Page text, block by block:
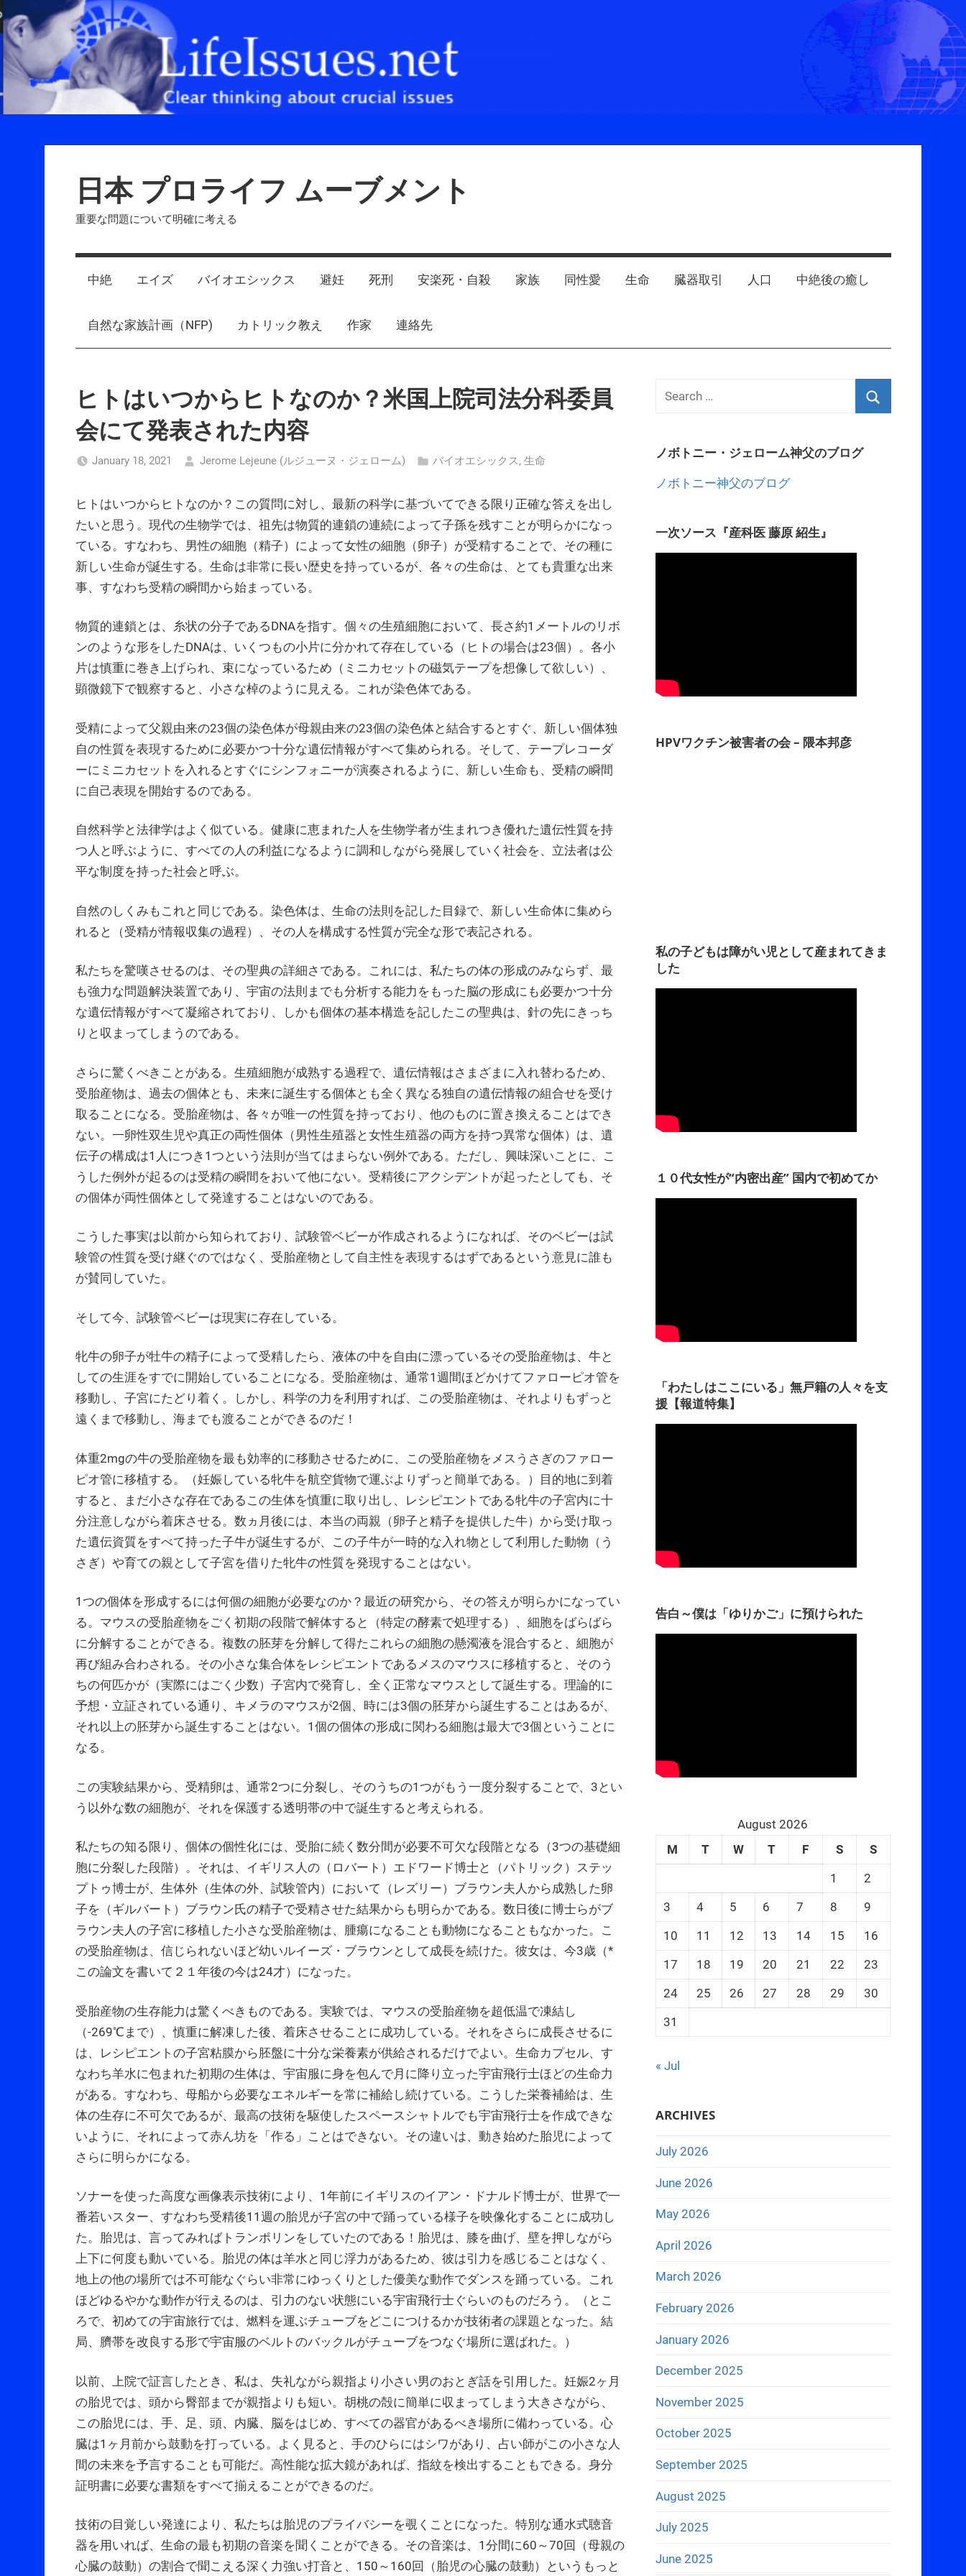
Skip
to
content
日本 プロライフ ムーブメント
重要な問題について明確に考える
中絶 エイズ バイオエシックス 避妊 死刑 安楽死・自殺 家族 同性愛 生命 臓器取引 人口 中絶後の癒し
自然な家族計画（NFP) カトリック教え 作家 連絡先
ヒトはいつからヒトなのか？米国上院司法分科委員
会にて発表された内容
January 18, 2021 Jerome Lejeune (ルジューヌ・ジェローム) バイオエシックス , 生命
ヒトはいつからヒトなのか？この質問に対し、最新の科学に基づいてできる限り正確な答えを出し
たいと思う。現代の生物学では、祖先は物質的連鎖の連続によって子孫を残すことが明らかになっ
ている。すなわち、男性の細胞（精子）によって女性の細胞（卵子）が受精することで、その種に
新しい生命が誕生する。生命は非常に長い歴史を持っているが、各々の生命は、とても貴重な出来
事、すなわち受精の瞬間から始まっている。
物質的連鎖とは、糸状の分子であるDNAを指す。個々の生殖細胞において、長さ約1メートルのリボ
ンのような形をしたDNAは、いくつもの小片に分かれて存在している（ヒトの場合は23個）。各小
片は慎重に巻き上げられ、束になっているため（ミニカセットの磁気テープを想像して欲しい）、
顕微鏡下で観察すると、小さな棹のように見える。これが染色体である。
受精によって父親由来の23個の染色体が母親由来の23個の染色体と結合するとすぐ、新しい個体独
自の性質を表現するために必要かつ十分な遺伝情報がすべて集められる。そして、テープレコーダ
ーにミニカセットを入れるとすぐにシンフォニーが演奏されるように、新しい生命も、受精の瞬間
に自己表現を開始するのである。
自然科学と法律学はよく似ている。健康に恵まれた人を生物学者が生まれつき優れた遺伝性質を持
つ人と呼ぶように、すべての人の利益になるように調和しながら発展していく社会を、立法者は公
平な制度を持った社会と呼ぶ。
自然のしくみもこれと同じである。染色体は、生命の法則を記した目録で、新しい生命体に集めら
れると（受精が情報収集の過程）、その人を構成する性質が完全な形で表記される。
私たちを驚嘆させるのは、その聖典の詳細さである。これには、私たちの体の形成のみならず、最
も強力な問題解決装置であり、宇宙の法則までも分析する能力をもった脳の形成にも必要かつ十分
な遺伝情報がすべて凝縮されており、しかも個体の基本構造を記したこの聖典は、針の先にきっち
りと収まってしまうのである。
さらに驚くべきことがある。生殖細胞が成熟する過程で、遺伝情報はさまざまに入れ替わるため、
受胎産物は、過去の個体とも、未来に誕生する個体とも全く異なる独自の遺伝情報の組合せを受け
取ることになる。受胎産物は、各々が唯一の性質を持っており、他のものに置き換えることはでき
ない。一卵性双生児や真正の両性個体（男性生殖器と女性生殖器の両方を持つ異常な個体）は、遺
伝子の構成は1人につき1つという法則が当てはまらない例外である。ただし、興味深いことに、こ
うした例外が起るのは受精の瞬間をおいて他にない。受精後にアクシデントが起ったとしても、そ
の個体が両性個体として発達することはないのである。
こうした事実は以前から知られており、試験管ベビーが作成されるようになれば、そのベビーは試
験管の性質を受け継ぐのではなく、受胎産物として自主性を表現するはずであるという意見に誰も
が賛同していた。
そして今、試験管ベビーは現実に存在している。
牝牛の卵子が牡牛の精子によって受精したら、液体の中を自由に漂っているその受胎産物は、牛と
しての生涯をすでに開始していることになる。受胎産物は、通常1週間ほどかけてファローピオ管を
移動し、子宮にたどり着く。しかし、科学の力を利用すれば、この受胎産物は、それよりもずっと
遠くまで移動し、海までも渡ることができるのだ！
体重2mgの牛の受胎産物を最も効率的に移動させるために、この受胎産物をメスうさぎのファロー
ピオ管に移植する。（妊娠している牝牛を航空貨物で運ぶよりずっと簡単である。）目的地に到着
すると、まだ小さな存在であるこの生体を慎重に取り出し、レシピエントである牝牛の子宮内に十
分注意しながら着床させる。数ヵ月後には、本当の両親（卵子と精子を提供した牛）から受け取っ
た遺伝資質をすべて持った子牛が誕生するが、この子牛が一時的な入れ物として利用した動物（う
さぎ）や育ての親として子宮を借りた牝牛の性質を発現することはない。
1つの個体を形成するには何個の細胞が必要なのか？最近の研究から、その答えが明らかになってい
る。マウスの受胎産物をごく初期の段階で解体すると（特定の酵素で処理する）、細胞をばらばら
に分解することができる。複数の胚芽を分解して得たこれらの細胞の懸濁液を混合すると、細胞が
再び組み合わされる。その小さな集合体をレシピエントであるメスのマウスに移植すると、そのう
ちの何匹かが（実際にはごく少数）子宮内で発育し、全く正常なマウスとして誕生する。理論的に
予想・立証されている通り、キメラのマウスが2個、時には3個の胚芽から誕生することはあるが、
それ以上の胚芽から誕生することはない。1個の個体の形成に関わる細胞は最大で3個ということに
なる。
この実験結果から、受精卵は、通常2つに分裂し、そのうちの1つがもう一度分裂することで、3とい
う以外な数の細胞が、それを保護する透明帯の中で誕生すると考えられる。
私たちの知る限り、個体の個性化には、受胎に続く数分間が必要不可欠な段階となる（3つの基礎細
胞に分裂した段階）。それは、イギリス人の（ロバート）エドワード博士と（パトリック）ステッ
プトゥ博士が、生体外（生体の外、試験管内）において（レズリー）ブラウン夫人から成熟した卵
子を（ギルバート）ブラウン氏の精子で受精させた結果からも明らかである。数日後に博士らがブ
ラウン夫人の子宮に移植した小さな受胎産物は、腫瘍になることも動物になることもなかった。こ
の受胎産物は、信じられないほど幼いルイーズ・ブラウンとして成長を続けた。彼女は、今3歳（*
この論文を書いて２１年後の今は24才）になった。
受胎産物の生存能力は驚くべきものである。実験では、マウスの受胎産物を超低温で凍結し
（-269℃まで）、慎重に解凍した後、着床させることに成功している。それをさらに成長させるに
は、レシピエントの子宮粘膜から胚盤に十分な栄養素が供給されるだけでよい。生命カプセル、す
なわち羊水に包まれた初期の生体は、宇宙服に身を包んで月に降り立った宇宙飛行士ほどの生命力
がある。すなわち、母船から必要なエネルギーを常に補給し続けている。こうした栄養補給は、生
体の生存に不可欠であるが、最高の技術を駆使したスペースシャトルでも宇宙飛行士を作成できな
いように、それによって赤ん坊を「作る」ことはできない。その違いは、動き始めた胎児によって
さらに明らかになる。
ソナーを使った高度な画像表示技術により、1年前にイギリスのイアン・ドナルド博士が、世界で一
番若いスター、すなわち受精後11週の胎児が子宮の中で踊っている様子を映像化することに成功し
た。胎児は、言ってみればトランポリンをしていたのである！胎児は、膝を曲げ、壁を押しながら
上下に何度も動いている。胎児の体は羊水と同じ浮力があるため、彼は引力を感じることはなく、
地上の他の場所では不可能なぐらい非常にゆっくりとした優美な動作でダンスを踊っている。これ
ほどゆるやかな動作が行えるのは、引力のない状態にいる宇宙飛行士ぐらいのものだろう。（とこ
ろで、初めての宇宙旅行では、燃料を運ぶチューブをどこにつけるかが技術者の課題となった。結
局、臍帯を改良する形で宇宙服のベルトのバックルがチューブをつなぐ場所に選ばれた。）
以前、上院で証言したとき、私は、失礼ながら親指より小さい男のおとぎ話を引用した。妊娠2ヶ月
の胎児では、頭から臀部までが親指よりも短い。胡桃の殻に簡単に収まってしまう大きさながら、
この胎児には、手、足、頭、内臓、脳をはじめ、すべての器官があるべき場所に備わっている。心
臓は1ヶ月前から鼓動を打っている。よく見ると、手のひらにはシワがあり、占い師がこの小さな人
間の未来を予言することも可能だ。高性能な拡大鏡があれば、指紋を検出することもできる。身分
証明書に必要な書類をすべて揃えることができるのだ。
技術の目覚しい発達により、私たちは胎児のプライバシーを覗くことになった。特別な通水式聴音
器を用いれば、生命の最も初期の音楽を聞くことができる。その音楽は、1分間に60～70回（母親の
心臓の鼓動）の割合で聞こえる深く力強い打音と、150～160回（胎児の心臓の鼓動）というもっと
ノボトニー・ジェローム神父のブログ
ノボトニー神父のブログ
一次ソース『産科医 藤原 紹生』
HPVワクチン被害者の会 – 隈本邦彦
私の子どもは障がい児として産まれてきま
した
１０代女性が“内密出産” 国内で初めてか
「わたしはここにいる」無戸籍の人々を支
援【報道特集】
告白～僕は「ゆりかご」に預けられた
August 2026
M
T W T F S
S
1
2
3
4 5 6 7 8
9
10
11 12 13 14 15
16
17
18 19 20 21 22
23
24
25 26 27 28 29
30
31
« Jul
ARCHIVES
July 2026
June 2026
May 2026
April 2026
March 2026
February 2026
January 2026
December 2025
November 2025
October 2025
September 2025
August 2025
July 2025
June 2025